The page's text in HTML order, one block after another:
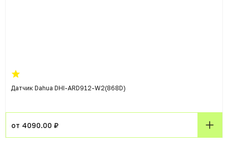
Датчик Dahua DHI-ARD912-W2(868D)
от 4090.00 ₽